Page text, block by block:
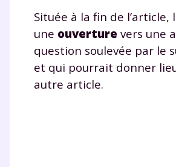
Située à la fin de l’article,
une ouverture vers une
question soulevée par le
et qui pourrait donner
autre article.
* Votre code d'accès sera envoyé à cette
données à caractère personnel soient
la marque myMaxicours, afin que SEJER
accès au service de soutien scolaire
savoir plus sur la gestion de vos données
pour exercer vos droits, vous pouvez
charte